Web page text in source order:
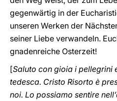
gegenwärtig in der
unseren Werken der
seiner Liebe verwandeln.
gnadenreiche Osterzeit!
[Saluto con gioia i pellegrini
tedesca. Cristo Risorto è
noi. Lo possiamo sentire